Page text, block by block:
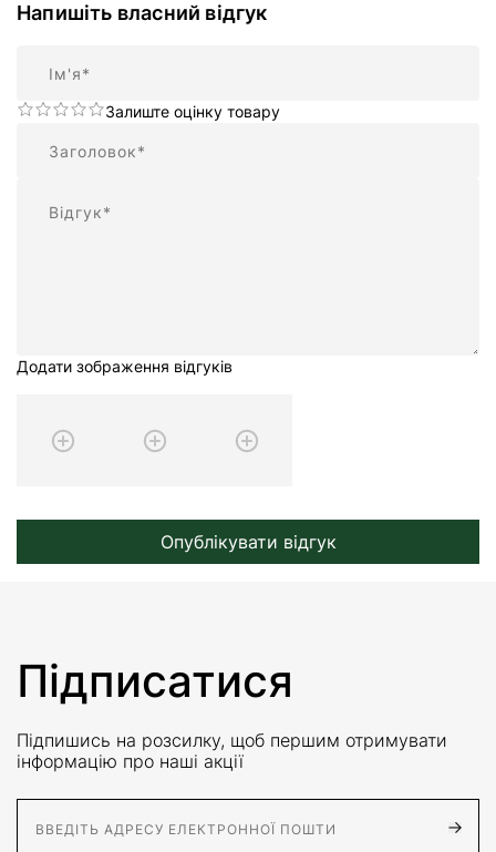
Напишіть власний відгук
Залиште оцінку товару
Додати зображення відгуків
Опублікувати відгук
Підписатися
Підпишись на розсилку, щоб першим отримувати
інформацію про наші акції